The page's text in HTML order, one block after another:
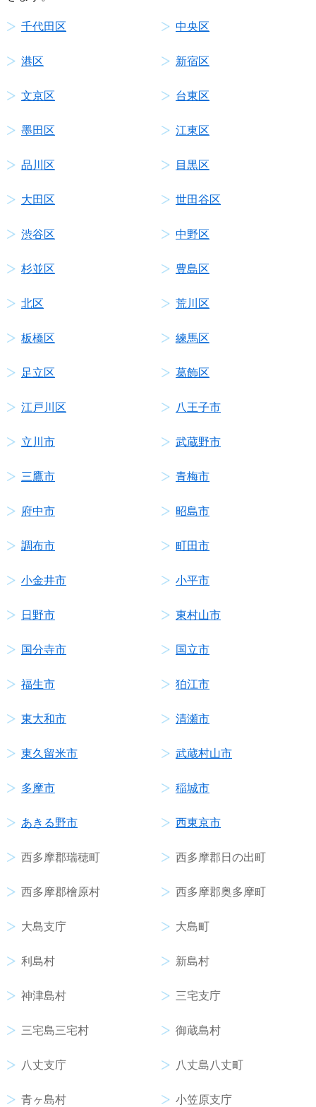
千代田区 中央区
港区 新宿区
文京区 台東区
墨田区 江東区
品川区 目黒区
大田区 世田谷区
渋谷区 中野区
杉並区 豊島区
北区 荒川区
板橋区 練馬区
足立区 葛飾区
江戸川区 八王子市
立川市 武蔵野市
三鷹市 青梅市
府中市 昭島市
調布市 町田市
小金井市 小平市
日野市 東村山市
国分寺市 国立市
福生市 狛江市
東大和市 清瀬市
東久留米市 武蔵村山市
多摩市 稲城市
あきる野市 西東京市
西多摩郡瑞穂町 西多摩郡日の出町
西多摩郡檜原村 西多摩郡奥多摩町
大島支庁 大島町
利島村 新島村
神津島村 三宅支庁
三宅島三宅村 御蔵島村
八丈支庁 八丈島八丈町
青ヶ島村 小笠原支庁